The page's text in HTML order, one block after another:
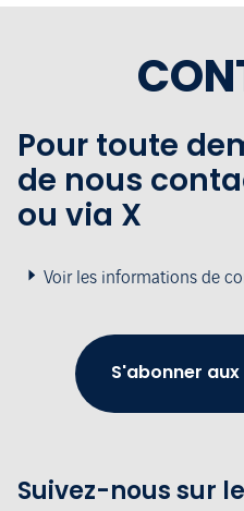
Pour toute
de nous
ou via X
Voir les informations de
S'abonner
Suivez-nous sur